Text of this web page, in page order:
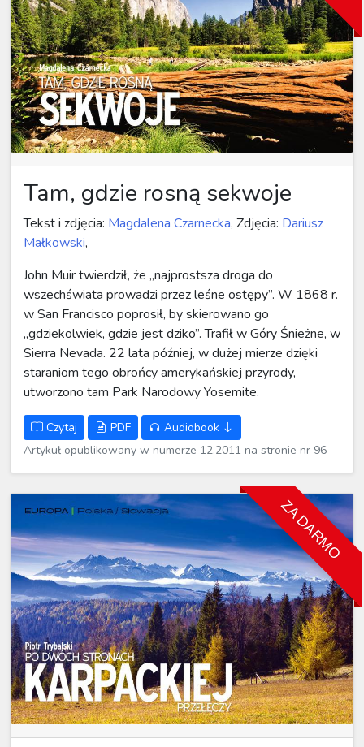
Tam, gdzie rosną sekwoje
Tekst i zdjęcia: Magdalena Czarnecka, Zdjęcia: Dariusz
Małkowski,
John Muir twierdził, że „najprostsza droga do
wszechświata prowadzi przez leśne ostępy”. W 1868 r.
w San Francisco poprosił, by skierowano go
„gdziekolwiek, gdzie jest dziko”. Trafił w Góry Śnieżne, w
Sierra Nevada. 22 lata później, w dużej mierze dzięki
staraniom tego obrońcy amerykańskiej przyrody,
utworzono tam Park Narodowy Yosemite.
Czytaj PDF
Audiobook
Artykuł opublikowany w numerze 12.2011 na stronie nr 96
ZA DARMO